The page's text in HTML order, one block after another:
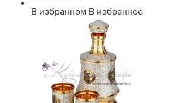
В избранном В избранное